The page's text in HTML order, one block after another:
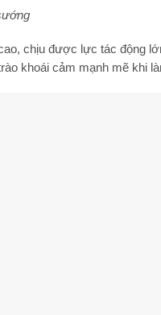
chịu được lực tác động
khoái cảm mạnh mẽ khi